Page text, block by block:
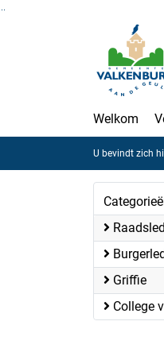
Welkom
U bevindt zich
Griffie
College